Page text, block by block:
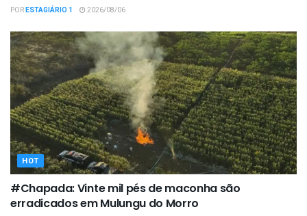
PORESTAGIÁRIO 1 2026/08/06
HOT
#Chapada: Vinte mil pés de maconha são
erradicados em Mulungu do Morro